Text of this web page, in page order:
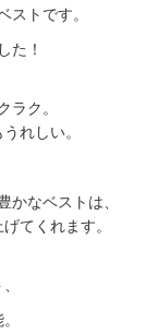
ストです。
た！
ラク。
れしい。
かなベストは、
てくれます。